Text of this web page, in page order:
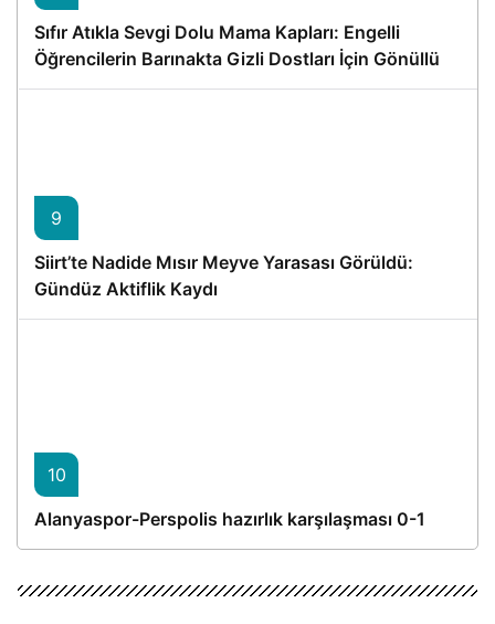
Sıfır Atıkla Sevgi Dolu Mama Kapları: Engelli
Öğrencilerin Barınakta Gizli Dostları İçin Gönüllü
Proje
9
Siirt’te Nadide Mısır Meyve Yarasası Görüldü:
Gündüz Aktiflik Kaydı
10
Alanyaspor-Perspolis hazırlık karşılaşması 0-1